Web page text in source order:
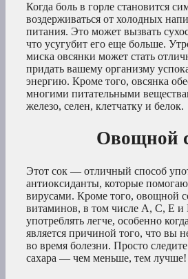
Когда боль в горле становится
воздерживаться от холодных
питания. Это может вызвать
что усугубит его еще больше.
миска овсянки может стать
придать вашему организму
энергию. Кроме того, овсянка
многими питательными
железо, селен, клетчатку и белок.
Овощной
Этот сок — отличный способ
антиоксиданты, которые
вирусами. Кроме того, овощной
витаминов, в том числе А, С, Е
употреблять легче, особенно
является причиной того, что вы
во время болезни. Просто
сахара — чем меньше, тем лучше!